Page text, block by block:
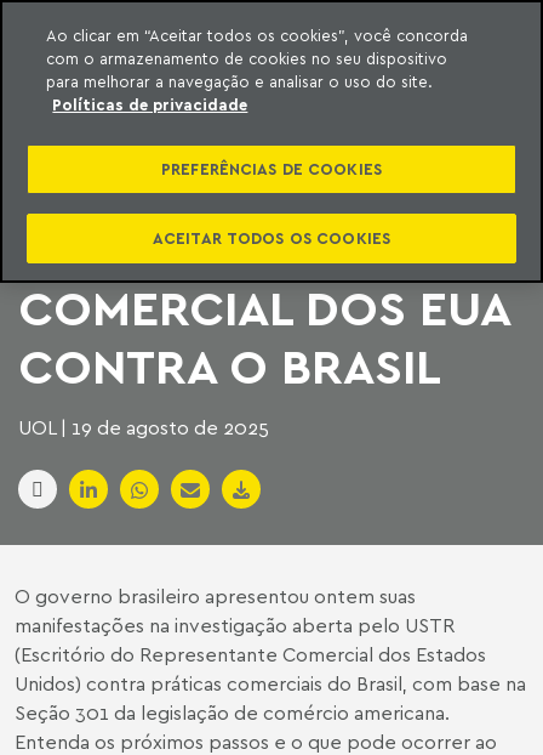
o conteúdo
Machado Meyer
QUAIS OS PRÓXIMOS
PASSOS NA
INVESTIGAÇÃO
COMERCIAL DOS EUA
CONTRA O BRASIL
UOL | 19 de agosto de 2025
O governo brasileiro apresentou ontem suas
manifestações na investigação aberta pelo USTR
(Escritório do Representante Comercial dos Estados
Unidos) contra práticas comerciais do Brasil, com base na
Seção 301 da legislação de comércio americana.
Entenda os próximos passos e o que pode ocorrer ao
Ao clicar em “Aceitar todos os cookies”, você concorda
com o armazenamento de cookies no seu dispositivo
para melhorar a navegação e analisar o uso do site.
Políticas de privacidade
PREFERÊNCIAS DE COOKIES
ACEITAR TODOS OS COOKIES